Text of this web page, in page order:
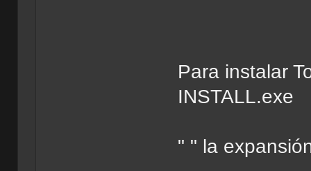
Para instalar
INSTALL.exe
" " la